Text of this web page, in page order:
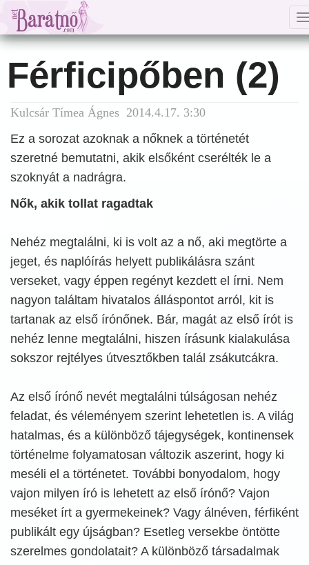
Férficipőben (2)
Kulcsár Tímea Ágnes 2014.4.17. 3:30
Ez a sorozat azoknak a nőknek a történetét
szeretné bemutatni, akik elsőként cserélték le a
szoknyát a nadrágra.
Nők, akik tollat ragadtak
Nehéz megtalálni, ki is volt az a nő, aki megtörte a
jeget, és naplóírás helyett publikálásra szánt
verseket, vagy éppen regényt kezdett el írni. Nem
nagyon találtam hivatalos álláspontot arról, kit is
tartanak az első írónőnek. Bár, magát az első írót is
nehéz lenne megtalálni, hiszen írásunk kialakulása
sokszor rejtélyes útvesztőkben talál zsákutcákra.
Az első írónő nevét megtalálni túlságosan nehéz
feladat, és véleményem szerint lehetetlen is. A világ
hatalmas, és a különböző tájegységek, kontinensek
történelme folyamatosan változik aszerint, hogy ki
meséli el a történetet. További bonyodalom, hogy
vajon milyen író is lehetett az első írónő? Vajon
meséket írt a gyermekeinek? Vagy álnéven, férfiként
publikált egy újságban? Esetleg versekbe öntötte
szerelmes gondolatait? A különböző társadalmak